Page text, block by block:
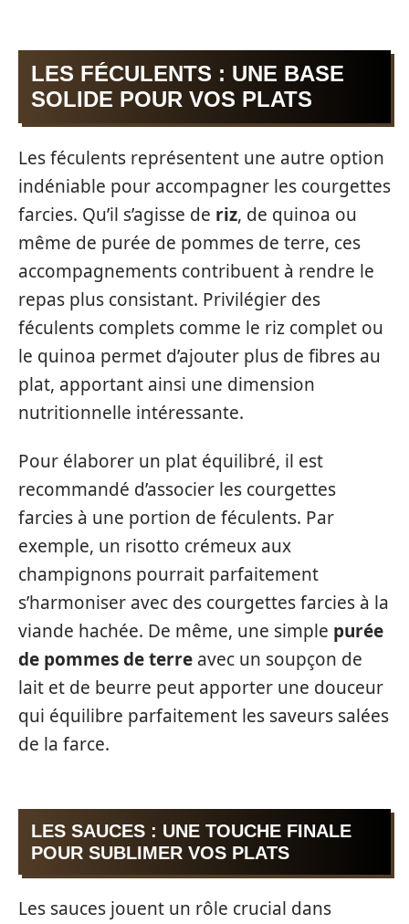
LES FÉCULENTS : UNE BASE
SOLIDE POUR VOS PLATS
Les féculents représentent une autre option
indéniable pour accompagner les courgettes
farcies. Qu’il s’agisse de riz, de quinoa ou
même de purée de pommes de terre, ces
accompagnements contribuent à rendre le
repas plus consistant. Privilégier des
féculents complets comme le riz complet ou
le quinoa permet d’ajouter plus de fibres au
plat, apportant ainsi une dimension
nutritionnelle intéressante.
Pour élaborer un plat équilibré, il est
recommandé d’associer les courgettes
farcies à une portion de féculents. Par
exemple, un risotto crémeux aux
champignons pourrait parfaitement
s’harmoniser avec des courgettes farcies à la
viande hachée. De même, une simple purée
de pommes de terre avec un soupçon de
lait et de beurre peut apporter une douceur
qui équilibre parfaitement les saveurs salées
de la farce.
LES SAUCES : UNE TOUCHE FINALE
POUR SUBLIMER VOS PLATS
Les sauces jouent un rôle crucial dans